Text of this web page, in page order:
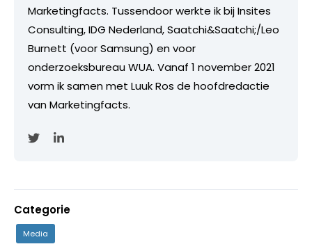
Marketingfacts. Tussendoor werkte ik bij Insites
Consulting, IDG Nederland, Saatchi&Saatchi;/Leo
Burnett (voor Samsung) en voor
onderzoeksbureau WUA. Vanaf 1 november 2021
vorm ik samen met Luuk Ros de hoofdredactie
van Marketingfacts.
Categorie
Media